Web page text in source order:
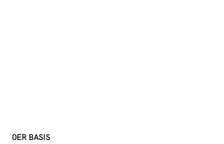
0ER BASIS